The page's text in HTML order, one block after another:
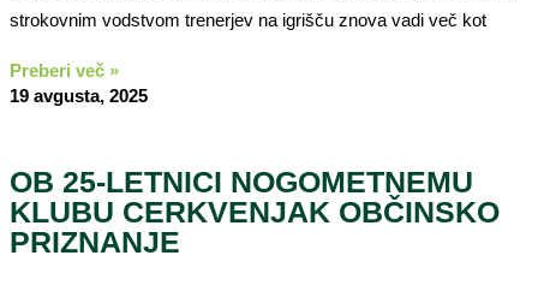
strokovnim vodstvom trenerjev na igrišču znova vadi več kot
Preberi več »
19 avgusta, 2025
OB 25-LETNICI NOGOMETNEMU
KLUBU CERKVENJAK OBČINSKO
PRIZNANJE